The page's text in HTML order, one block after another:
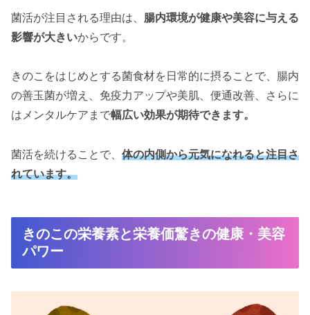
菌活が注目される理由は、 腸内環境が健康や美容に与える
影響が大きいからです。
きのこをはじめとする菌食材を日常的に摂ることで、腸内
の善玉菌が増え、免疫力アップや美肌、便通改善、さらに
はメンタルケアまで幅広い効果が期待できます。
菌活を続けることで、 体の内側から元気になれると注目さ
れています。
きのこの栄養素と栄養価驚きの健康・美容
パワー